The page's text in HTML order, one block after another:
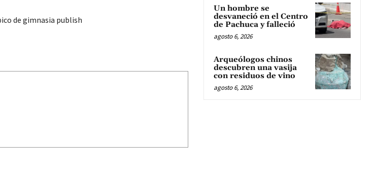
de gimnasia publish
Un hombre se
desvaneció en el Centro
de Pachuca y falleció
agosto 6, 2026
Arqueólogos chinos
descubren una vasija
con residuos de vino
agosto 6, 2026